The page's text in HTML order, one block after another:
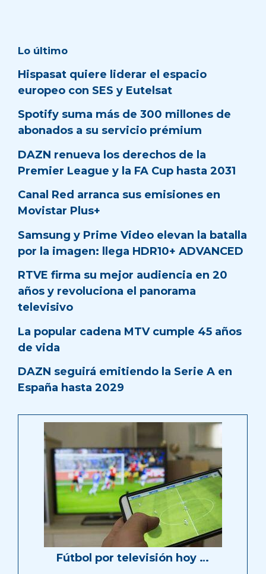
Lo último
Hispasat quiere liderar el espacio
europeo con SES y Eutelsat
Spotify suma más de 300 millones de
abonados a su servicio prémium
DAZN renueva los derechos de la
Premier League y la FA Cup hasta 2031
Canal Red arranca sus emisiones en
Movistar Plus+
Samsung y Prime Video elevan la batalla
por la imagen: llega HDR10+ ADVANCED
RTVE firma su mejor audiencia en 20
años y revoluciona el panorama
televisivo
La popular cadena MTV cumple 45 años
de vida
DAZN seguirá emitiendo la Serie A en
España hasta 2029
Fútbol por televisión hoy …